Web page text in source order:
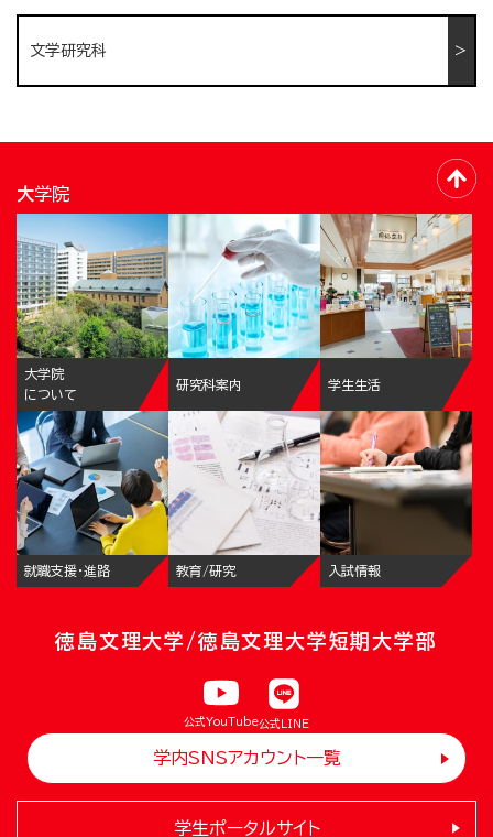
文学研究科
大学院
大学院
について
研究科案内 学生生活
就職支援・進路 教育/研究 入試情報
徳島文理大学/徳島文理大学短期大学部
公式YouTube公式LINE
学内SNSアカウント一覧
学生ポータルサイト